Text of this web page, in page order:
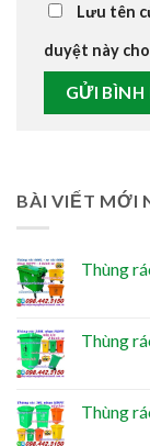
Lưu tên
duyệt này
BÀI VIẾT MỚI
Thùng
Thùng
Thùng